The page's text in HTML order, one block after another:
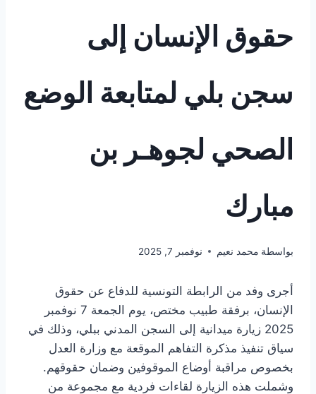
حقوق الإنسان إلى
سجن بلي لمتابعة الوضع
الصحي لجوهـر بن
مبارك
بواسطة محمد نعيم نوفمبر 7, 2025
أجرى وفد من الرابطة التونسية للدفاع عن حقوق
الإنسان، برفقة طبيب مختص، يوم الجمعة 7 نوفمبر
2025 زيارة ميدانية إلى السجن المدني ببلي، وذلك في
سياق تنفيذ مذكرة التفاهم الموقعة مع وزارة العدل
بخصوص مراقبة أوضاع الموقوفين وضمان حقوقهم.
وشملت هذه الزيارة لقاءات فردية مع مجموعة من